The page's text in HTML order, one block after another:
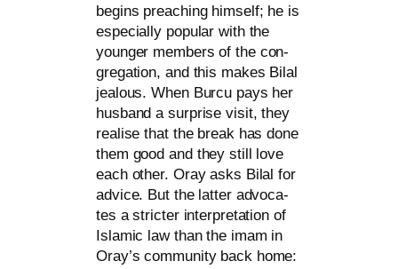
beg­ins prea­ching hims­elf; he is
espe­ci­al­ly popu­lar with the
youn­ger mem­bers of the con­
gre­ga­ti­on, and this makes Bilal
jea­lous. When Burcu pays her
hus­band a sur­pri­se visit, they
rea­li­se that the break has done
them good and they still love
each other. Oray asks Bilal for
advice. But the lat­ter advo­ca­
tes a stric­ter inter­pre­ta­ti­on of
Islamic law than the imam in
Oray’s com­mu­ni­ty back home: